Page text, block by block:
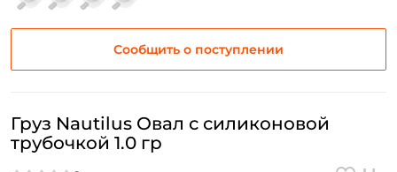
Сообщить о поступлении
Груз Nautilus Овал с силиконовой
трубочкой 1.0 гр